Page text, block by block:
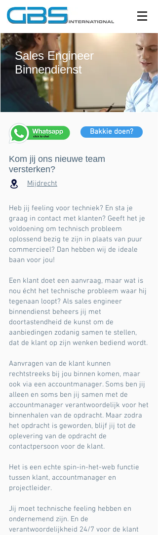
Sales Engineer
Binnendienst
Bakkie doen?
Kom jij ons nieuwe team
versterken?
Mijdrecht
Heb jij feeling voor techniek? En sta je
graag in contact met klanten? Geeft het je
voldoening om technisch probleem
oplossend bezig te zijn in plaats van puur
commercieel? Dan hebben wij de ideale
baan voor jou!
Een klant doet een aanvraag, maar wat is
nou écht het technische probleem waar hij
tegenaan loopt? Als sales engineer
binnendienst beheers jij met
doortastendheid de kunst om de
aanbiedingen zodanig samen te stellen,
dat de klant op zijn wenken bediend wordt.
Aanvragen van de klant kunnen
rechtstreeks bij jou binnen komen, maar
ook via een accountmanager. Soms ben jij
alleen en soms ben jij samen met de
accountmanager verantwoordelijk voor het
binnenhalen van de opdracht. Maar zodra
het opdracht is geworden, blijf jij tot de
oplevering van de opdracht de
contactpersoon voor de klant.
Het is een echte spin-in-het-web functie
tussen klant, accountmanager en
projectleider.
Jij moet technische feeling hebben en
ondernemend zijn. En de
verantwoordelijkheid 24/7 voor de klant